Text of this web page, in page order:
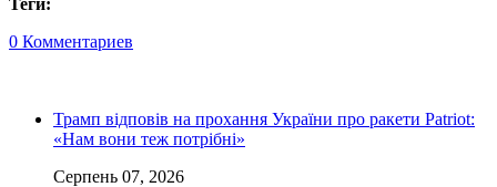
0 Комментариев
Трамп відповів на прохання України про ракети Patriot:
«Нам вони теж потрібні»
Серпень 07, 2026